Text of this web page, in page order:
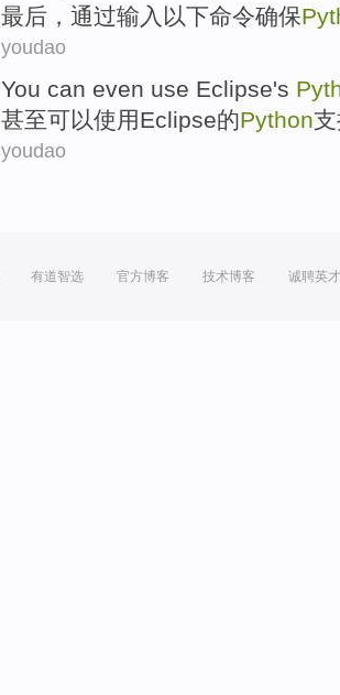
最后 ， 通过输入以下命令确保
youdao
You can even use Eclipse's
甚至可以使用Eclipse的Python
youdao
有道智选 官方博客 技术博客 诚聘英才